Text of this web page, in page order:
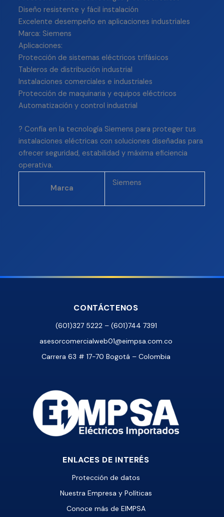
Diseño resistente y fácil instalación
Excelente desempeño en aplicaciones industriales
Marca: Siemens
Aplicaciones:
Protección de sistemas eléctricos trifásicos
Tableros de distribución industrial
Instalaciones comerciales e industriales
Protección de maquinaria y equipos eléctricos
Automatización y control industrial
? Confía en la tecnología Siemens para proteger tus
instalaciones eléctricas con soluciones diseñadas para
ofrecer seguridad, estabilidad y máxima eficiencia
operativa.
Marca
Siemens
CONTÁCTENOS
(601)327 5222 – (601)744 7391
asesorcomercialweb01@eimpsa.com.co
Carrera 63 # 17-70 Bogotá – Colombia
ENLACES DE INTERÉS
Protección de datos
Nuestra Empresa y Políticas
Conoce más de EIMPSA